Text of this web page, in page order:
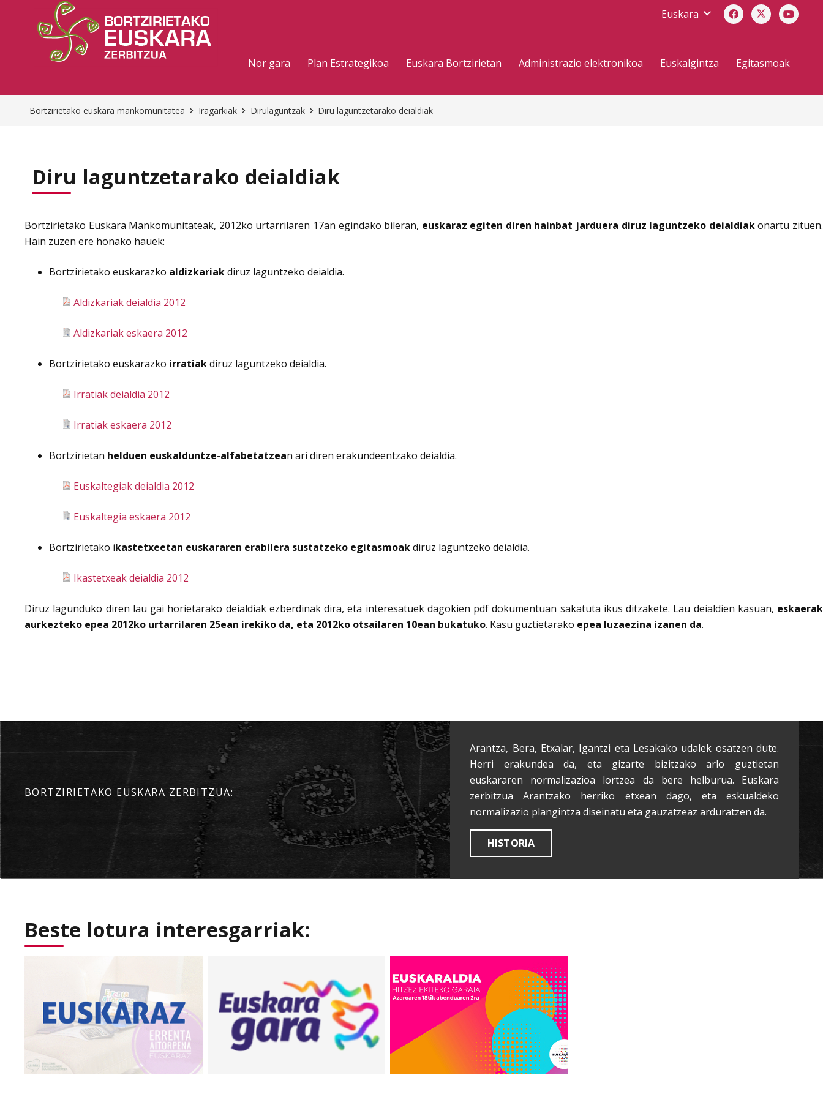
Euskara
Nor gara Plan Estrategikoa Euskara Bortzirietan Administrazio elektronikoa Euskalgintza Egitasmoak
Bortzirietako euskara mankomunitatea Iragarkiak Dirulaguntzak Diru laguntzetarako deialdiak
Diru laguntzetarako deialdiak
Bortzirietako Euskara Mankomunitateak, 2012ko urtarrilaren 17an egindako bileran, euskaraz egiten diren hainbat jarduera diruz laguntzeko deialdiakonartu zituen.
Hain zuzen ere honako hauek:
Bortzirietako euskarazko aldizkariakdiruz laguntzeko deialdia.
Aldizkariak deialdia 2012
Aldizkariak eskaera 2012
Bortzirietako euskarazko irratiakdiruz laguntzeko deialdia.
Irratiak deialdia 2012
Irratiak eskaera 2012
Bortzirietan helduen euskalduntze-alfabetatzean ari diren erakundeentzako deialdia.
Euskaltegiak deialdia 2012
Euskaltegia eskaera 2012
Bortzirietako ikastetxeetan euskararen erabilera sustatzeko egitasmoakdiruz laguntzeko deialdia.
Ikastetxeak deialdia 2012
Diruz lagunduko diren lau gai horietarako deialdiak ezberdinak dira, eta interesatuek dagokien pdf dokumentuan sakatuta ikus ditzakete. Lau deialdien kasuan, eskaerak
aurkezteko epea 2012ko urtarrilaren 25ean irekiko da, eta 2012ko otsailaren 10ean bukatuko. Kasu guztietarako epea luzaezina izanen da.
BORTZIRIETAKO EUSKARA ZERBITZUA:
Arantza, Bera, Etxalar, Igantzi eta Lesakako udalek osatzen dute.
Herri erakundea da, eta gizarte bizitzako arlo guztietan
euskararen normalizazioa lortzea da bere helburua. Euskara
zerbitzua Arantzako herriko etxean dago, eta eskualdeko
normalizazio plangintza diseinatu eta gauzatzeaz arduratzen da.
HISTORIA
Beste lotura interesgarriak: